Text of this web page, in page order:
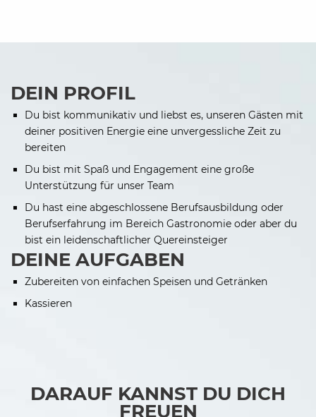
DEIN PROFIL
Du bist kommunikativ und liebst es, unseren Gästen mit
deiner positiven Energie eine unvergessliche Zeit zu
bereiten
Du bist mit Spaß und Engagement eine große
Unterstützung für unser Team
Du hast eine abgeschlossene Berufsausbildung oder
Berufserfahrung im Bereich Gastronomie oder aber du
bist ein leidenschaftlicher Quereinsteiger
DEINE AUFGABEN
Zubereiten von einfachen Speisen und Getränken
Kassieren
DARAUF KANNST DU DICH
FREUEN